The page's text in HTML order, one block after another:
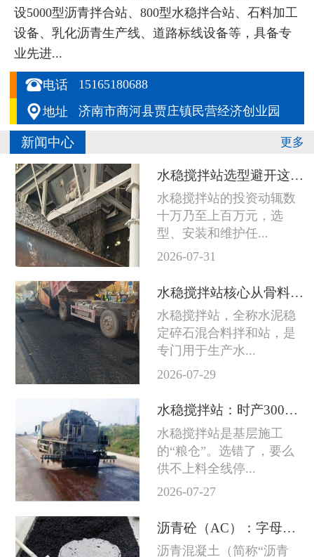
设5000型沥青拌合站、800型水稳拌合站、石料加工
设备、乳化沥青生产线、道路标线设备等，具备专
业先进...
电话 15165180688
地址 济南市商河县贾庄镇民营经济创业园
更多
新闻中心
水稳搅拌站选型避开这五个坑，设备多用五年
水稳搅拌站的投资动辄数
十万乃至上百万元，选
型、安装和维护任...
2026-07-31
水稳搅拌站核心从骨料到成品料的完整技术链条
水稳搅拌站，全称水泥稳
定碎石混合料拌和站，是
专门用于生产水...
2026-07-29
水稳搅拌站：时产300吨和800吨差的不只是产量
水稳搅拌站是基层施工
的“粮仓”。选错了，要么
供不上料全线停...
2026-07-27
沥青砼（AC）：字母后面的数字越大石头越粗
沥青混凝土（简称“沥青